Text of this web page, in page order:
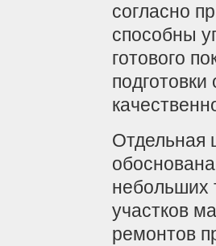
согласно
способны
готового
Отдельная
небольших
участков
ремонтов